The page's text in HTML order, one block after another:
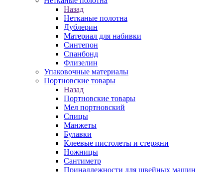
Назад
Нетканые полотна
Дублерин
Материал для набивки
Синтепон
Спанбонд
Флизелин
Упаковочные материалы
Портновские товары
Назад
Портновские товары
Мел портновский
Спицы
Манжеты
Булавки
Клеевые пистолеты и стержни
Ножницы
Сантиметр
Принадлежности для швейных машин